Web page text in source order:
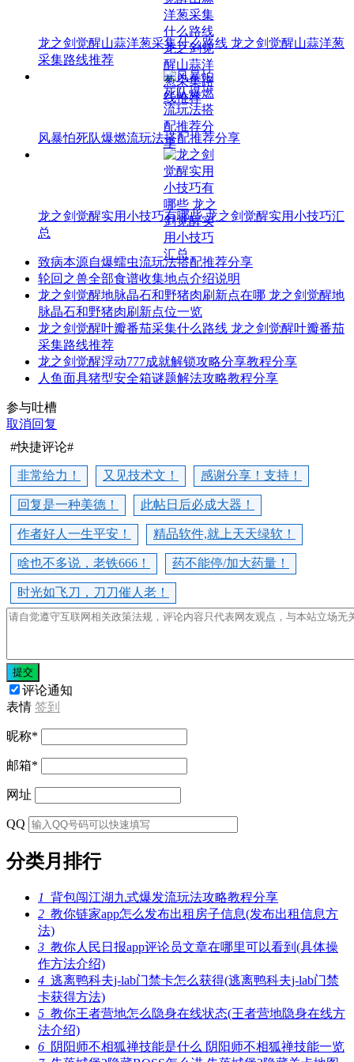
龙之剑觉醒山蒜洋葱采集什么路线 龙之剑觉醒山蒜洋葱
采集路线推荐
风暴怕死队爆燃流玩法搭配推荐分享
龙之剑觉醒实用小技巧有哪些 龙之剑觉醒实用小技巧汇
总
致病本源自爆蠕虫流玩法搭配推荐分享
轮回之兽全部食谱收集地点介绍说明
龙之剑觉醒地脉晶石和野猪肉刷新点在哪 龙之剑觉醒地
脉晶石和野猪肉刷新点位一览
龙之剑觉醒叶瓣番茄采集什么路线 龙之剑觉醒叶瓣番茄
采集路线推荐
龙之剑觉醒浮动777成就解锁攻略分享教程分享
人鱼面具猪型安全箱谜题解法攻略教程分享
参与吐槽
取消回复
#快捷评论#
非常给力！ 又见技术文！ 感谢分享！支持！
回复是一种美德！ 此帖日后必成大器！
作者好人一生平安！ 精品软件,就上天天绿软！
啥也不多说，老铁666！ 药不能停/加大药量！
时光如飞刀，刀刀催人老！
提交
评论通知
表情 签到
昵称*
邮箱*
网址
QQ
分类月排行
1 背包闯江湖九式爆发流玩法攻略教程分享
2 教你链家app怎么发布出租房子信息(发布出租信息方
法)
3 教你人民日报app评论员文章在哪里可以看到(具体操
作方法介绍)
4 逃离鸭科夫j-lab门禁卡怎么获得(逃离鸭科夫j-lab门禁
卡获得方法)
5 教你王者营地怎么隐身在线状态(王者营地隐身在线方
法介绍)
6 阴阳师不相狐禅技能是什么 阴阳师不相狐禅技能一览